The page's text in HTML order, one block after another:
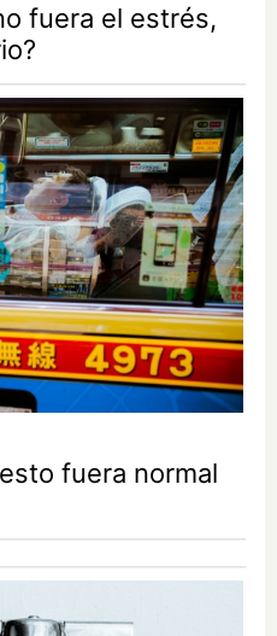
fuera el estrés,
fuera normal